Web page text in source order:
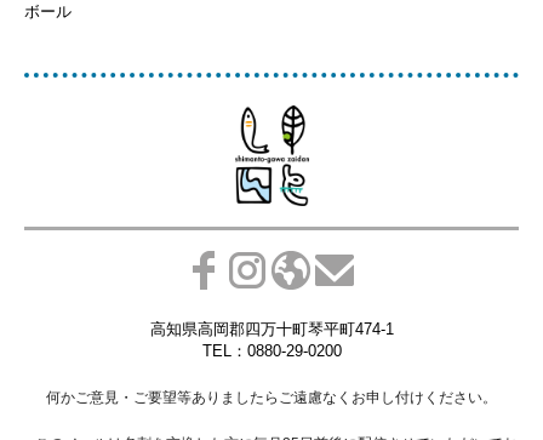
ボール
高知県高岡郡四万十町琴平町474-1
TEL：0880-29-0200
何かご意見・ご要望等ありましたらご遠慮なくお申し付けください。